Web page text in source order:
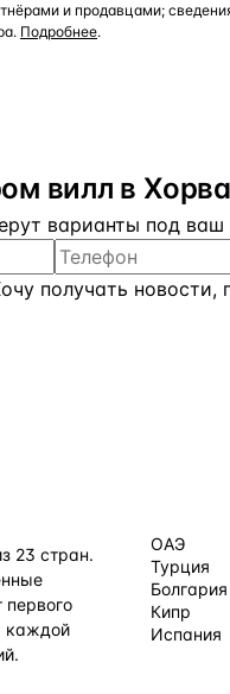
и продавцами;
Подробнее.
вилл в
варианты под
получать новости,
23 стран.
каждой
ОАЭ
Турция
Болгария
Кипр
Испания